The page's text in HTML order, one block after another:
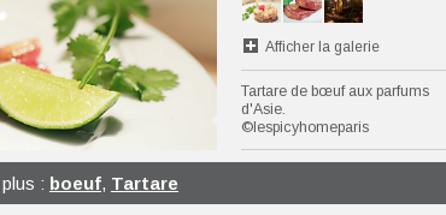
Afficher la galerie
Tartare de bœuf aux parfums
d'Asie.
©lespicyhomeparis
: boeuf, Tartare